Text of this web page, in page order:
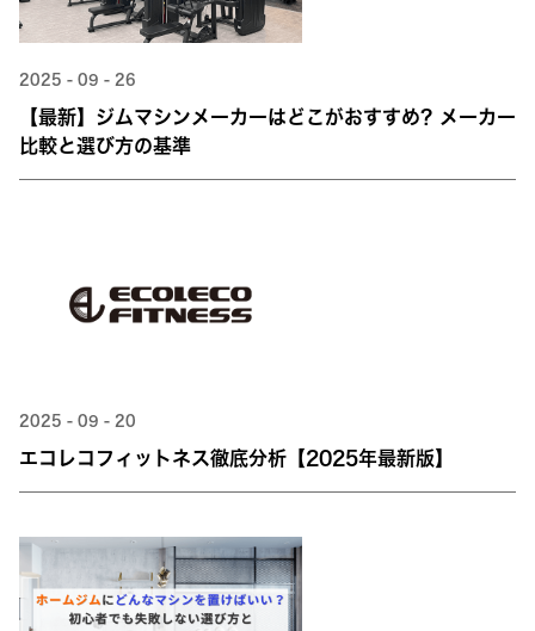
2025 - 09 - 26
【最新】ジムマシンメーカーはどこがおすすめ？メーカー
比較と選び方の基準
2025 - 09 - 20
エコレコフィットネス徹底分析【2025年最新版】